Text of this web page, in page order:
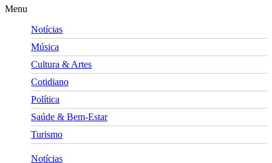
Menu
Notícias
Música
Cultura & Artes
Cotidiano
Política
Saúde & Bem-Estar
Turismo
Notícias